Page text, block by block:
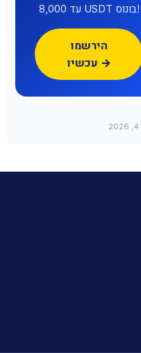
עד 8,000 USDT בונוס!
הירשמו
עכשיו →